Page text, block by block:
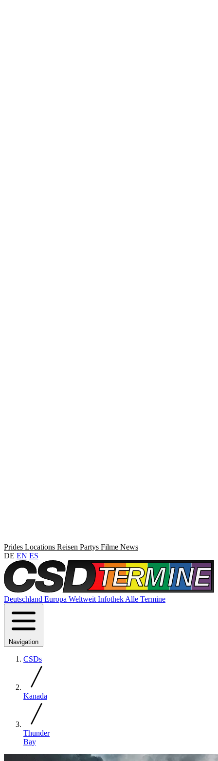
Prides Locations Reisen Partys Filme News
DE EN ES
Deutschland Europa Weltweit Infothek Alle Termine
Navigation
CSDs
Kanada
Thunder
Bay